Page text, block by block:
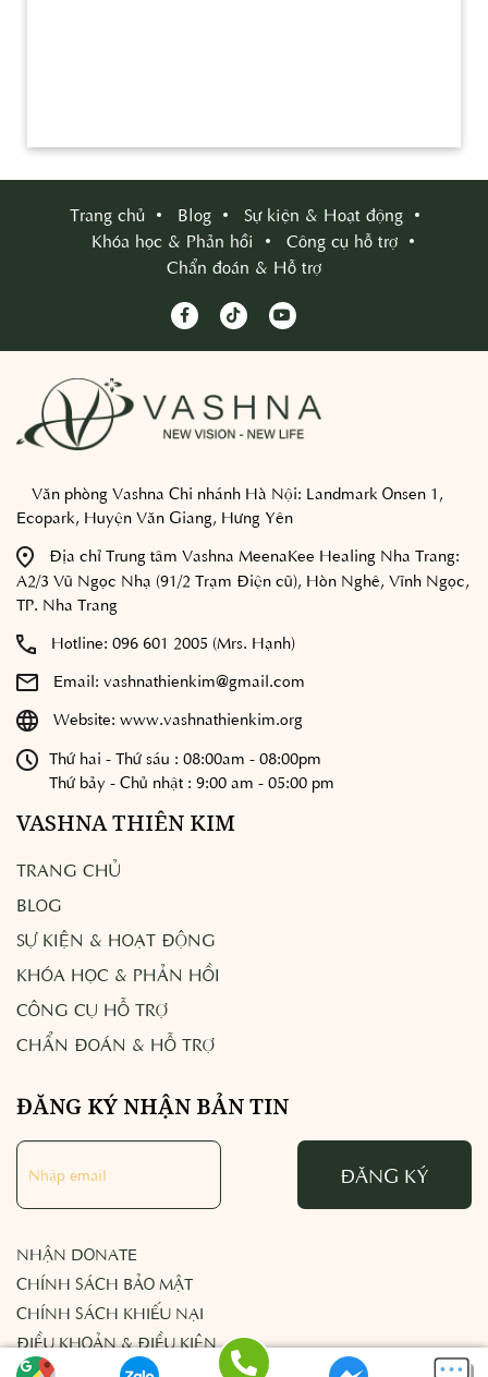
Trang chủ Blog
Sự kiện & Hoạt động
Khóa học & Phản hồi
Công cụ hỗ trợ
Chẩn đoán & Hỗ trợ
Văn phòng Vashna Chi nhánh Hà Nội: Landmark Onsen 1,
Ecopark, Huyện Văn Giang, Hưng Yên
Địa chỉ Trung tâm Vashna MeenaKee Healing Nha Trang:
A2/3 Vũ Ngọc Nhạ (91/2 Trạm Điện cũ), Hòn Nghê, Vĩnh Ngọc,
TP. Nha Trang
Hotline: 096 601 2005 (Mrs. Hạnh)
Email: vashnathienkim@gmail.com
Website: www.vashnathienkim.org
Thứ hai - Thứ sáu : 08:00am - 08:00pm
Thứ bảy - Chủ nhật : 9:00 am - 05:00 pm
VASHNA THIÊN KIM
TRANG CHỦ
BLOG
SỰ KIỆN & HOẠT ĐỘNG
KHÓA HỌC & PHẢN HỒI
CÔNG CỤ HỖ TRỢ
CHẨN ĐOÁN & HỖ TRỢ
ĐĂNG KÝ NHẬN BẢN TIN
ĐĂNG KÝ
NHẬN DONATE
CHÍNH SÁCH BẢO MẬT
CHÍNH SÁCH KHIẾU NẠI
ĐIỀU KHOẢN & ĐIỀU KIỆN